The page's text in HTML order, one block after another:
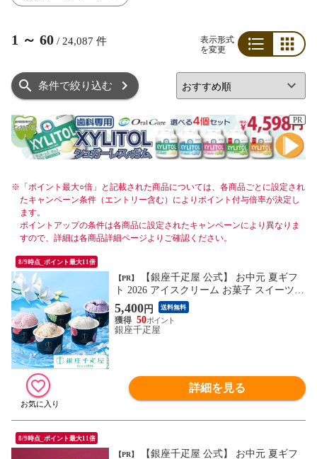
1 ～ 60 / 24,087 件
表示形式
を変更
条件で絞り込む
PR
※ 「ポイント最大○倍」と記載された商品については、各商品ごとに設定され
たキャンペーン条件（エントリー含む）によりポイント付与倍率が決定し
ます。
ポイントアップの条件は各商品に設定されたキャンペーンにより異なりま
すので、詳細は各商品詳細ページよりご確認ください。
8/9時点_ポイント最大11倍
【PR】
ト 2026 アイスクリーム お菓子 スイーツ
贈り物 ギフト 千疋屋 銀座プレミアムアイ
ス
5,400円 送料無料
50
銀座千疋屋
詳細を見る
8/9時点_ポイント最大11倍
【PR】